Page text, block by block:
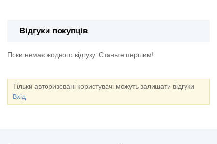
Відгуки покупців
Поки немає жодного відгуку. Станьте першим!
Тільки авторизовані користувачі можуть залишати відгуки
Вхід